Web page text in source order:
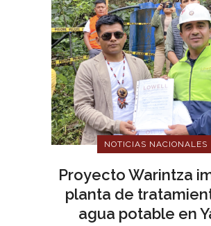
NOTICIAS NACIONALES
Proyecto Warintza
planta de
agua potable en